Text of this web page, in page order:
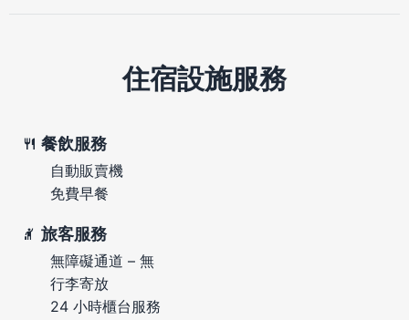
住宿設施服務
餐飲服務
自動販賣機
免費早餐
旅客服務
無障礙通道 – 無
行李寄放
24 小時櫃台服務